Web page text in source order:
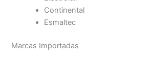
Continental
Esmaltec
Marcas Importadas